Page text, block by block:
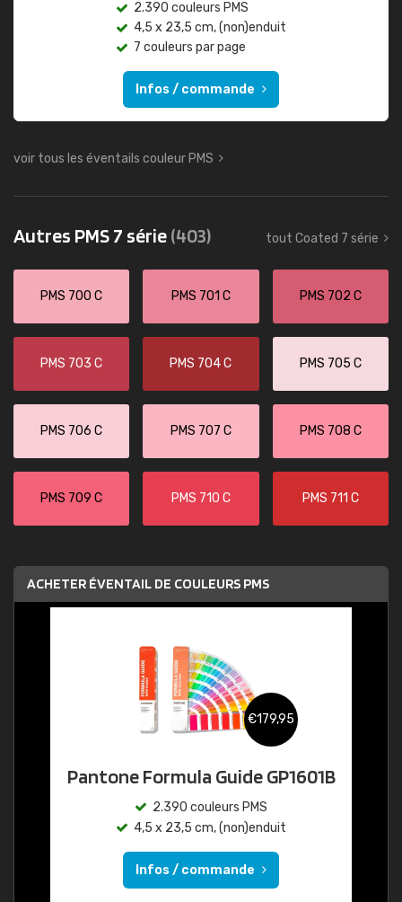
2.390 couleurs PMS
4,5 x 23,5 cm, (non)enduit
7 couleurs par page
Infos / commande
voir tous les éventails couleur PMS
Autres PMS 7 série(403) tout Coated 7 série
PMS 700 C PMS 701 C PMS 702 C
PMS 703 C PMS 704 C PMS 705 C
PMS 706 C PMS 707 C PMS 708 C
PMS 709 C PMS 710 C PMS 711 C
ACHETER ÉVENTAIL DE COULEURS PMS
€179,95
Pantone Formula Guide GP1601B
2.390 couleurs PMS
4,5 x 23,5 cm, (non)enduit
Infos / commande